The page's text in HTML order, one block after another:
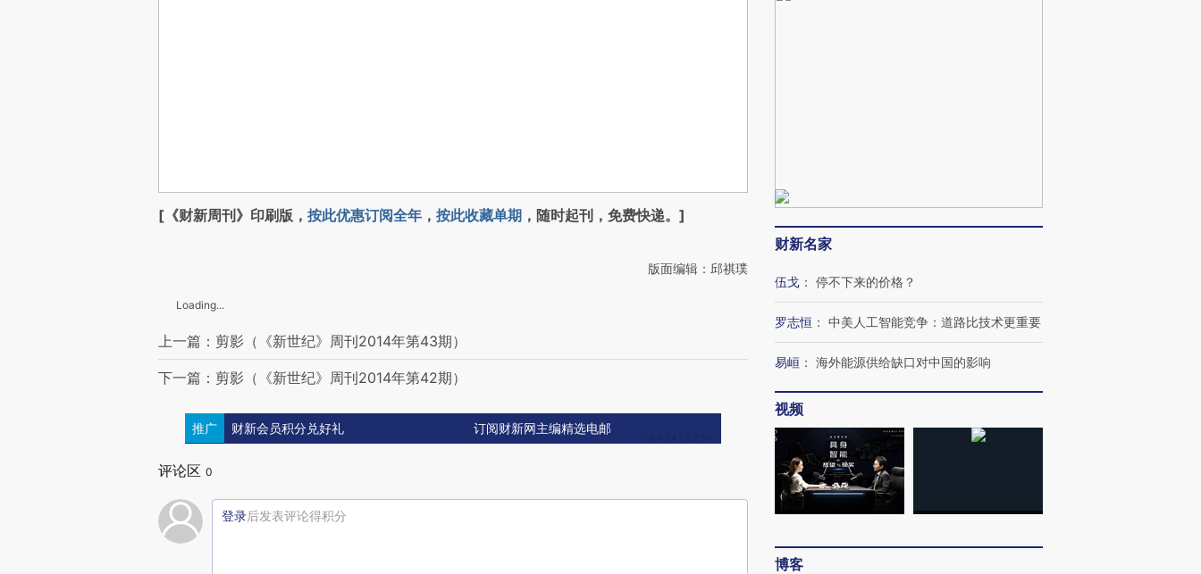
[《财新周刊》印刷版， 按此优惠订阅全年 ， 按此收藏单期 ，随时起刊，免费快递。]
版面编辑：邱祺璞
Loading...
上一篇：剪影（《新世纪》周刊2014年第43期）
下一篇：剪影（《新世纪》周刊2014年第42期）
推广 财新会员积分兑好礼 订阅财新网主编精选电邮
评论区 0
登录后发表评论得积分
财新名家
伍戈 ： 停不下来的价格？
罗志恒 ： 中美人工智能竞争：道路比技术更重要
易峘 ： 海外能源供给缺口对中国的影响
视频
博客